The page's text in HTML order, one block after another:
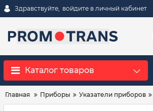
Здравствуйте, войдите в личный кабинет
Каталог товаров
Главная Приборы Указатели приборов